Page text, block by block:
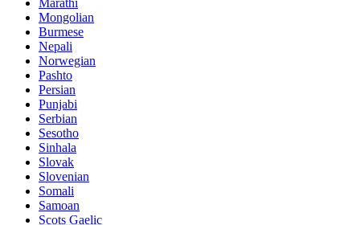
Mongolian
Burmese
Nepali
Norwegian
Pashto
Persian
Punjabi
Serbian
Sesotho
Sinhala
Slovak
Slovenian
Somali
Samoan
Scots Gaelic